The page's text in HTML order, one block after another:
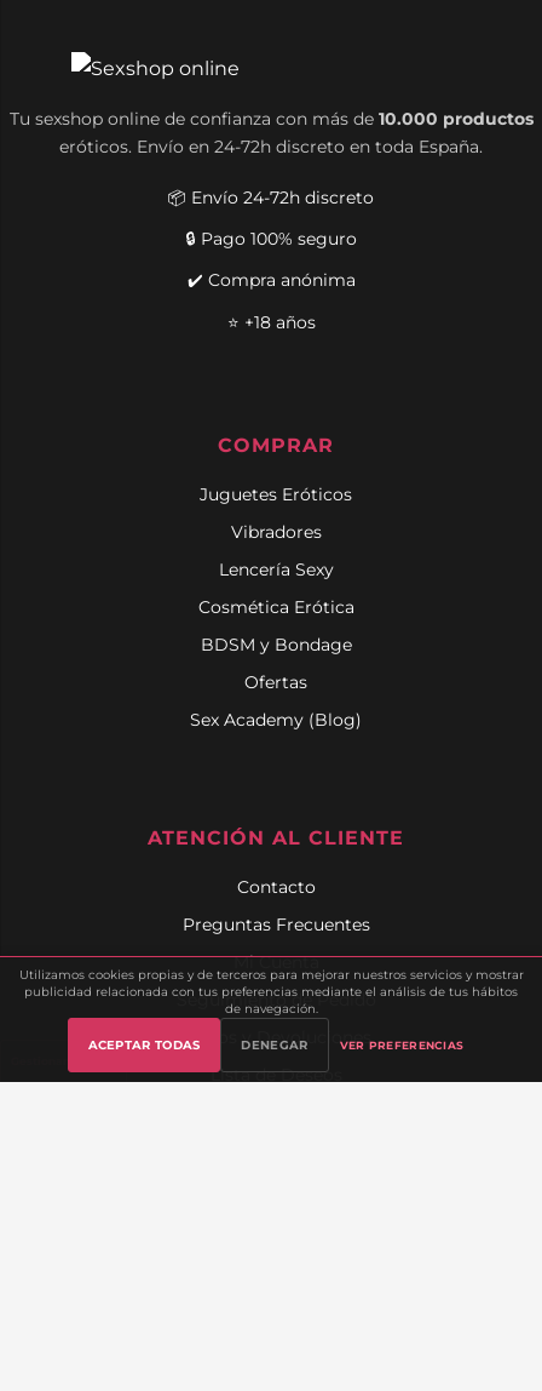
Utilizamos cookies propias y de terceros para mejorar nuestros servicios y mostrar
publicidad relacionada con tus preferencias mediante el análisis de tus hábitos
de navegación.
ACEPTAR TODAS DENEGAR VER PREFERENCIAS
Tu sexshop online de confianza con más de 10.000 productos
eróticos. Envío en 24-72h discreto en toda España.
📦 Envío 24-72h discreto
🔒 Pago 100% seguro
✔️ Compra anónima
⭐ +18 años
COMPRAR
Juguetes Eróticos
Vibradores
Lencería Sexy
Cosmética Erótica
BDSM y Bondage
Ofertas
Sex Academy (Blog)
ATENCIÓN AL CLIENTE
Contacto
Preguntas Frecuentes
Mi Cuenta
Seguimiento de Pedido
Envíos y Devoluciones
Lista de Deseos